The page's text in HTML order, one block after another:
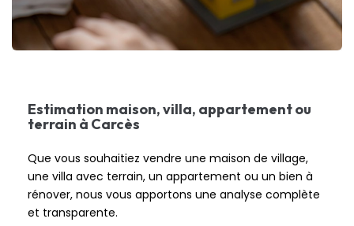
Estimation maison, villa, appartement ou
terrain à Carcès
Que vous souhaitiez vendre une maison de village,
une villa avec terrain, un appartement ou un bien à
rénover, nous vous apportons une analyse complète
et transparente.